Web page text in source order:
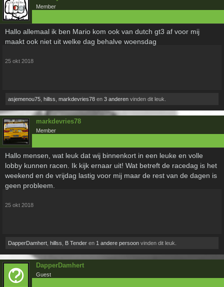
Member
Hallo allemaal ik ben Mario kom ook van dutch gt3 af voor mij
maakt ook niet uit welke dag behalve woensdag
25 okt 2018
asjemenou75 hillss markdevries78 en 3 anderen vinden dit leuk.
markdevries78
Member
Hallo mensen, wat leuk dat wij binnenkort in een leuke en volle
lobby kunnen racen. Ik kijk ernaar uit! Wat betreft de racedag is het
weekend en de vrijdag lastig voor mij maar de rest van de dagen is
geen probleem.
25 okt 2018
DapperDamhert hillss B Tender en 1 andere persoon vinden dit leuk.
DapperDamhert
Guest